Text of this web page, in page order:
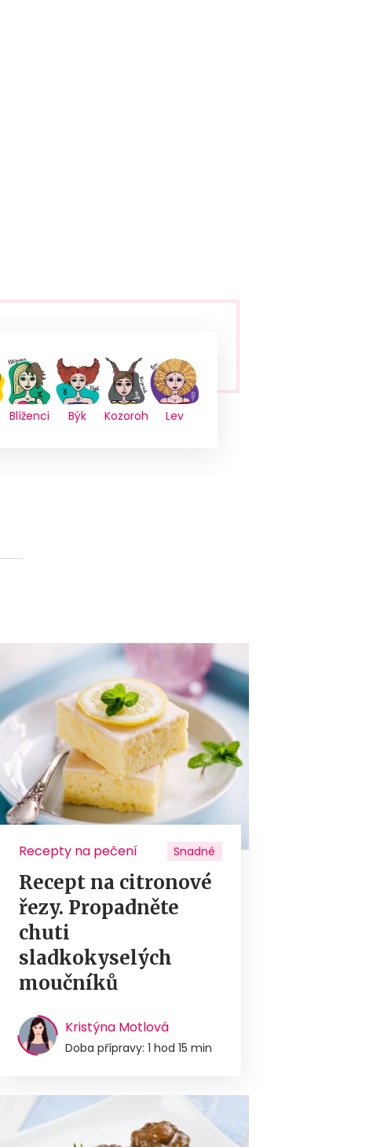
Blíženci Býk Kozoroh Lev
Recepty na pečení Snadné
Recept na citronové
řezy. Propadněte
chuti
sladkokyselých
moučníků
Kristýna Motlová
Doba přípravy: 1 hod 15 min